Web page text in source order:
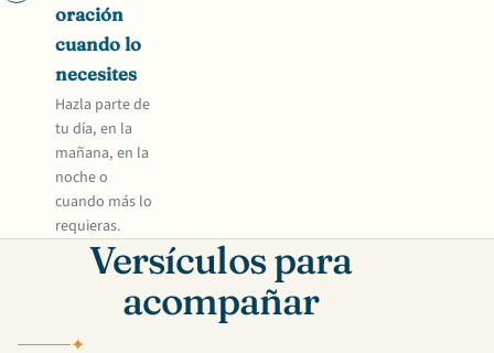
oración
cuando lo
necesites
Hazla parte de
tu día, en la
mañana, en la
noche o
cuando más lo
requieras.
Versículos para
acompañar